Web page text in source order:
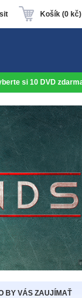
Košík (0 kč)
si 10 DVD
BY VÁS ZAUJÍMAŤ